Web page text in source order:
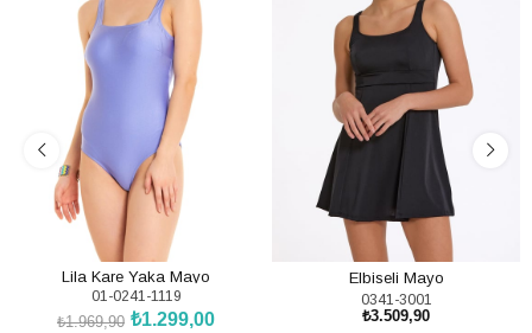
Lila Kare Yaka Mayo
01-0241-1119
₺1.299,00
₺1.969,90
Elbiseli Mayo
0341-3001
₺3.509,90